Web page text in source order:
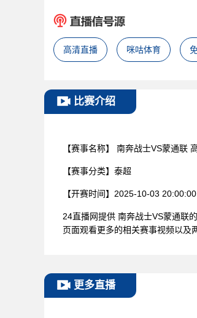
高清直播 咪咕体育
比赛介绍
【赛事名称】 南奔战士VS蒙通联
【赛事分类】 泰超
【开赛时间】 2025-10-03 20:00:00
24直播网提供 南奔战士VS蒙通联
页面观看更多的相关赛事视频以及
更多直播